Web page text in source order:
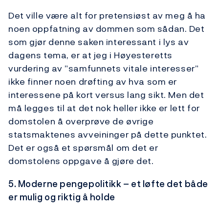
Det ville være alt for pretensiøst av meg å ha
noen oppfatning av dommen som sådan. Det
som gjør denne saken interessant i lys av
dagens tema, er at jeg i Høyesteretts
vurdering av ”samfunnets vitale interesser”
ikke finner noen drøfting av hva som er
interessene på kort versus lang sikt. Men det
må legges til at det nok heller ikke er lett for
domstolen å overprøve de øvrige
statsmaktenes avveininger på dette punktet.
Det er også et spørsmål om det er
domstolens oppgave å gjøre det.
5. Moderne pengepolitikk – et løfte det både
er mulig og riktig å holde